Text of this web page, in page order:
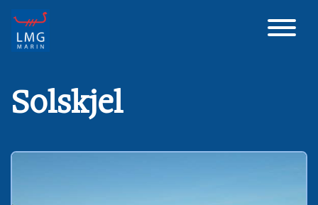
Main Navigation
Solskjel